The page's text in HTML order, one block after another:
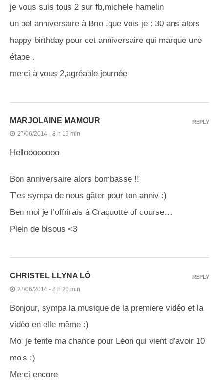
je vous suis tous 2 sur fb,michele hamelin
un bel anniversaire à Brio .que vois je : 30 ans alors
happy birthday pour cet anniversaire qui marque une
étape .
merci à vous 2,agréable journée
MARJOLAINE MAMOUR
27/06/2014 - 8 h 19 min
Helloooooooo
Bon anniversaire alors bombasse !!
T’es sympa de nous gâter pour ton anniv :)
Ben moi je l’offrirais à Craquotte of course…
Plein de bisous <3
REPLY
CHRISTEL LLYNA LÔ
27/06/2014 - 8 h 20 min
Bonjour, sympa la musique de la premiere vidéo et la
vidéo en elle même :)
Moi je tente ma chance pour Léon qui vient d’avoir 10
mois :)
Merci encore
REPLY